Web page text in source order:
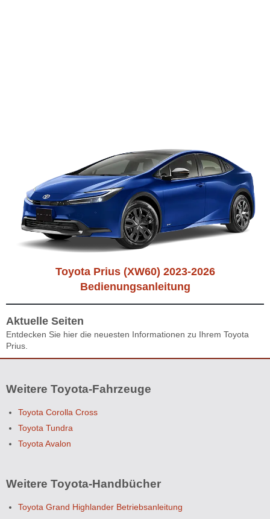
Toyota Prius (XW60) 2023-2026
Bedienungsanleitung
Aktuelle Seiten
Entdecken Sie hier die neuesten Informationen zu Ihrem Toyota
Prius.
Weitere Toyota-Fahrzeuge
Toyota Corolla Cross
Toyota Tundra
Toyota Avalon
Weitere Toyota-Handbücher
Toyota Grand Highlander Betriebsanleitung